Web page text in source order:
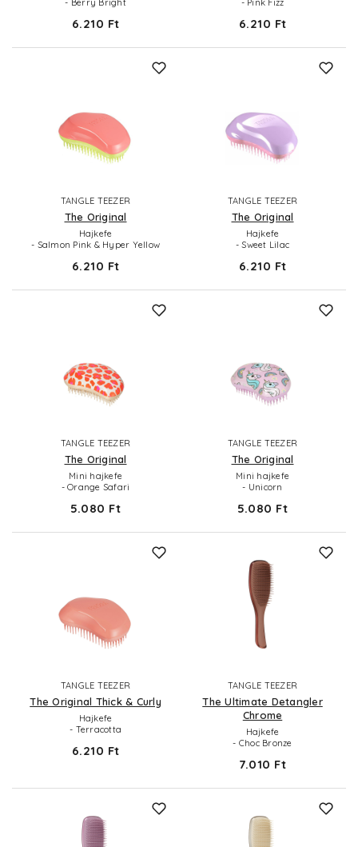
- Berry Bright
6.210 Ft
- Pink Fizz
6.210 Ft
TANGLE TEEZER
The Original
Hajkefe
- Salmon Pink & Hyper Yellow
6.210 Ft
TANGLE TEEZER
The Original
Hajkefe
- Sweet Lilac
6.210 Ft
TANGLE TEEZER
The Original
Mini hajkefe
- Orange Safari
5.080 Ft
TANGLE TEEZER
The Original
Mini hajkefe
- Unicorn
5.080 Ft
TANGLE TEEZER
The Original Thick & Curly
Hajkefe
- Terracotta
6.210 Ft
TANGLE TEEZER
The Ultimate Detangler
Chrome
Hajkefe
- Choc Bronze
7.010 Ft